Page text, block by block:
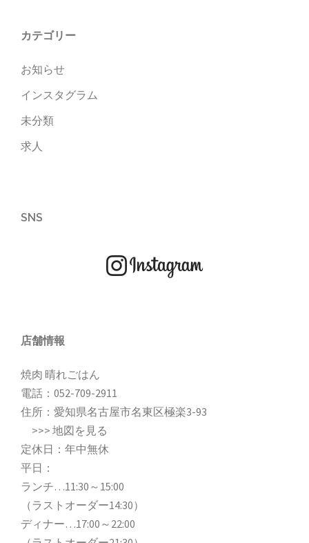
カテゴリー
お知らせ
インスタグラム
未分類
求人
SNS
店舗情報
焼肉 晴れごはん
電話： 052-709-2911
住所：愛知県名古屋市名東区極楽3-93
>>> 地図を見る
定休日：年中無休
平日：
ランチ…11:30～15:00
（ラストオーダー14:30）
ディナー…17:00～22:00